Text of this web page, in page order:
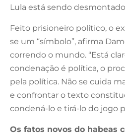
Lula está sendo
Feito prisioneiro político, o
se um “símbolo”, afirma
correndo o mundo. “Está
condenação é política, o
pela política. Não se cuida
e confrontar o texto
condená-lo e tirá-lo do jogo
Os fatos novos do habeas